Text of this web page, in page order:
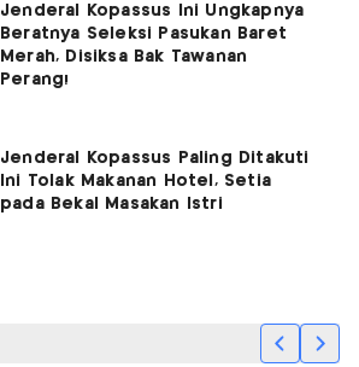
Jenderal Kopassus Ini Ungkapnya
Beratnya Seleksi Pasukan Baret
Merah, Disiksa Bak Tawanan
Perang!
Jenderal Kopassus Paling Ditakuti
Ini Tolak Makanan Hotel, Setia
pada Bekal Masakan Istri